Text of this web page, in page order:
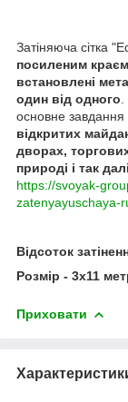
Затіняюча сітка
посиленим
встановлені
один від одного
основне завдання
відкритих
дворах,
природі і так далі
https://svoyak-
zatenyayuschaya-
Відсоток
Розмір - 3х11
Приховати